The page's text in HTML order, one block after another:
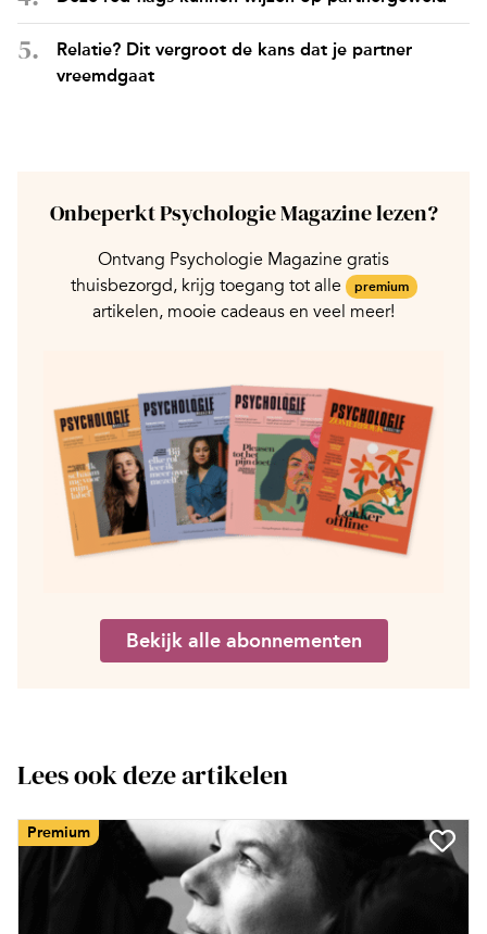
Relatie? Dit vergroot de kans dat je partner
vreemdgaat
Onbeperkt Psychologie Magazine lezen?
Ontvang Psychologie Magazine gratis
thuisbezorgd, krijg toegang tot alle
premium
artikelen, mooie cadeaus en veel meer!
Bekijk alle abonnementen
Lees ook deze artikelen
Premium